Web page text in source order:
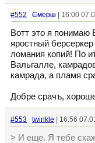
#552 Смерш | 16:00
Вотт это я понимаю
яростный
ломания копий! По
Вальгалле,
камрада, а пламя
Добре срачъ,
#553 twinkle | 16:56
> И еще. Я тебе